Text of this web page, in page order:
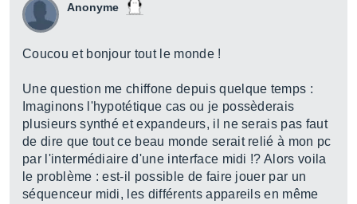
Anonyme
Coucou et bonjour tout le monde !
Une question me chiffone depuis quelque temps :
Imaginons l'hypotétique cas ou je possèderais
plusieurs synthé et expandeurs, il ne serais pas faut
de dire que tout ce beau monde serait relié à mon pc
par l'intermédiaire d'une interface midi !? Alors voila
le problème : est-il possible de faire jouer par un
séquenceur midi, les différents appareils en même